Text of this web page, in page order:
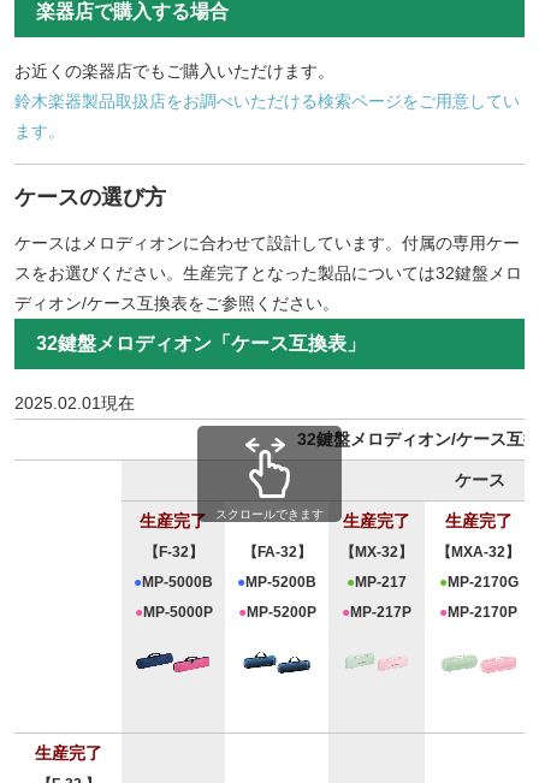
楽器店で購入する場合
お近くの楽器店でもご購入いただけます。
鈴木楽器製品取扱店をお調べいただける検索ページをご用意してい
ます。
ケースの選び方
ケースはメロディオンに合わせて設計しています。付属の専用ケー
スをお選びください。生産完了となった製品については32鍵盤メロ
ディオン/ケース互換表をご参照ください。
32鍵盤メロディオン「ケース互換表」
2025.02.01現在
32鍵盤メロディオン/ケース互
ケース
生産完了
【F-32】
●MP-5000B
●MP-5000P
【FA-32】
●MP-5200B
●MP-5200P
生産完了
【MX-32】
●MP-217
●MP-217P
生産完了
【MXA-32】
●MP-2170G
●MP-2170P
生産完了
スクロールできます